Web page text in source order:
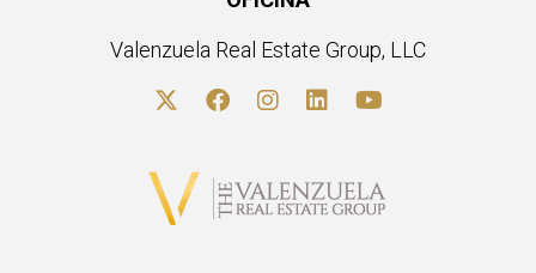
oportunidades esperando ser descubiertas!
Valenzuela Real Estate Group, LLC